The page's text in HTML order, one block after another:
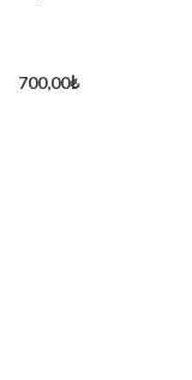
700,00₺